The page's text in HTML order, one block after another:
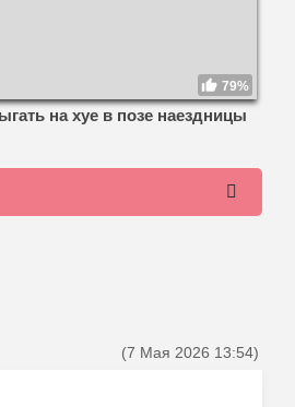
79%
на хуе в позе наездницы
(7 Мая 2026 13:54)